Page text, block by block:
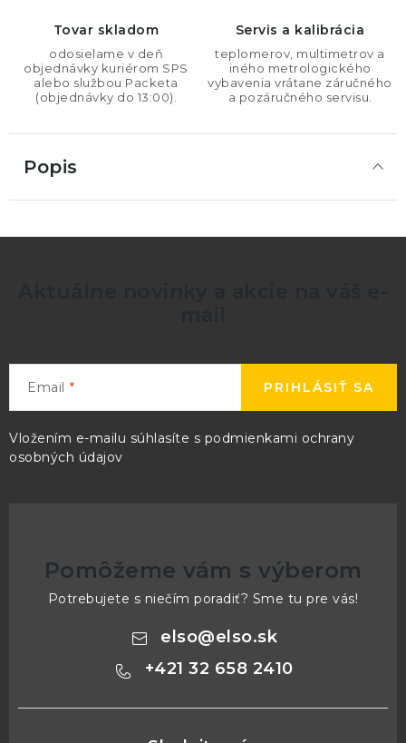
Tovar skladom
odosielame v deň
objednávky kuriérom SPS
alebo službou Packeta
(objednávky do 13:00).
Servis a kalibrácia
teplomerov, multimetrov a
iného metrologického
vybavenia vrátane záručného
a pozáručného servisu.
Popis
Email
Vložením e-mailu súhlasíte s podmienkami ochrany
osobných údajov
PRIHLÁSIŤ SA
Pomôžeme vám s výberom
Potrebujete s niečím poradiť? Sme tu pre vás!
elso@elso.sk
+421 32 658 2410